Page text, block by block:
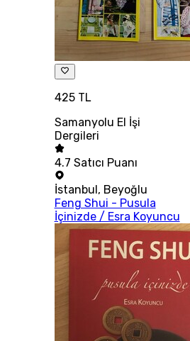
425 TL
Samanyolu El İşi
Dergileri
4.7 Satıcı Puanı
İstanbul , Beyoğlu
Feng Shui - Pusula
İçinizde / Esra Koyuncu